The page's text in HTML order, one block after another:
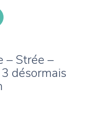
– Strée –
désormais